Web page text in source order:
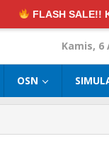
KODE AKTIVASI
Kamis, 6
OSN